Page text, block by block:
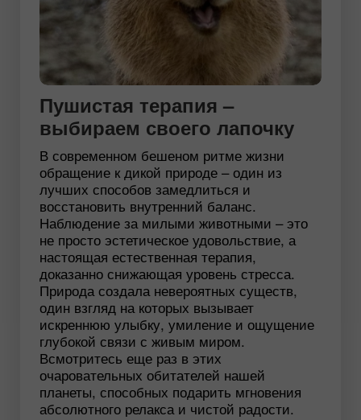
Пушистая терапия –
выбираем своего лапочку
В современном бешеном ритме жизни
обращение к дикой природе – один из
лучших способов замедлиться и
восстановить внутренний баланс.
Наблюдение за милыми животными – это
не просто эстетическое удовольствие, а
настоящая естественная терапия,
доказанно снижающая уровень стресса.
Природа создала невероятных существ,
один взгляд на которых вызывает
искреннюю улыбку, умиление и ощущение
глубокой связи с живым миром.
Всмотритесь еще раз в этих
очаровательных обитателей нашей
планеты, способных подарить мгновения
абсолютного релакса и чистой радости.